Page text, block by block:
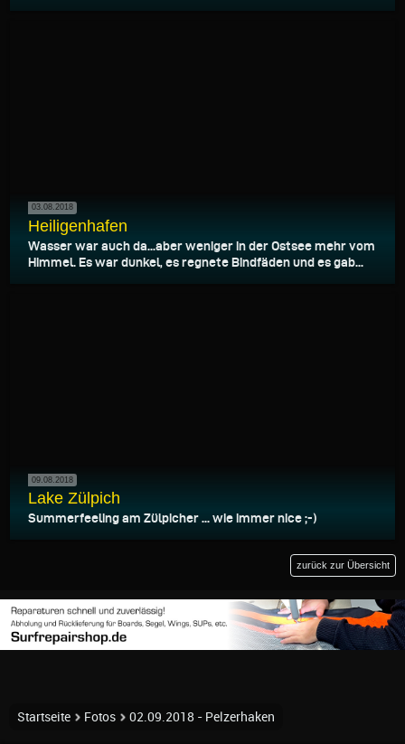
03.08.2018
Heiligenhafen
Wasser war auch da...aber weniger in der Ostsee mehr vom
Himmel. Es war dunkel, es regnete Bindfäden und es gab...
09.08.2018
Lake Zülpich
Summerfeeling am Zülpicher ... wie immer nice ;-)
zurück zur Übersicht
Startseite Fotos 02.09.2018 - Pelzerhaken